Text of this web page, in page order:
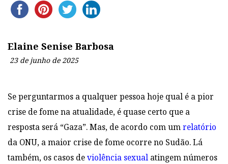
Elaine Senise Barbosa
23 de junho de 2025
Se perguntarmos a qualquer pessoa hoje qual é a pior
crise de fome na atualidade, é quase certo que a
resposta será “Gaza”. Mas, de acordo com umrelatório
da ONU, a maior crise de fome ocorre no Sudão. Lá
também, os casos deviolência sexual atingem números